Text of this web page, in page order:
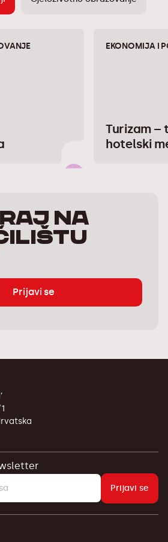
EKONOMIJA I
Turizam –
hotelski
na
Prijavi se
Prijavi se